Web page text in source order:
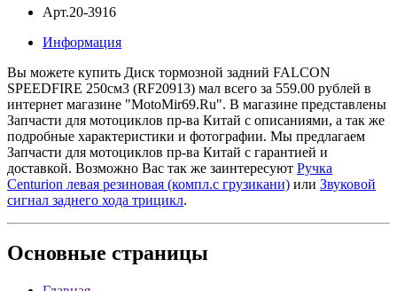
Арт.20-3916
Информация
Вы можете купить Диск тормозной задний FALCON
SPEEDFIRE 250см3 (RF20913) мал всего за 559.00 рублей в
интернет магазине "MotoMir69.Ru". В магазине представлены
Запчасти для мотоциклов пр-ва Китай с описаниями, а так же
подробные характеристики и фотографии. Мы предлагаем
Запчасти для мотоциклов пр-ва Китай с гарантией и
доставкой. Возможно Вас так же заинтересуют Ручка
Centurion левая резиновая (компл.с грузикани) или Звуковой
сигнал заднего хода трицикл.
Основные страницы